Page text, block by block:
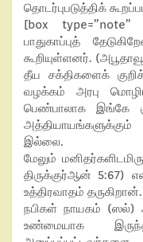
தொடர்புபடுத்திக்
[box
பாதுகாப்புத்
கூறியுள்ளனர்.
தீய சக்திகளைக்
வழக்கம் அரபு
பெண்பாலாக இங்கே
அத்தியாயங்களுக்கும்
இல்லை.
மேலும்
திருக்குர்ஆன் 5:67)
உத்திரவாதம் தருகிறான்.
நபிகள் நாயகம் (ஸல்)
உண்மையாக